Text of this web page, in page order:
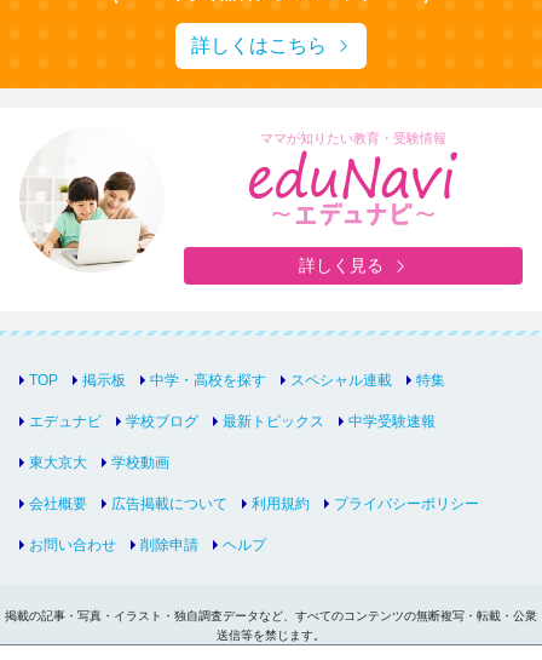
詳しくはこちら
ママが知りたい教育・受験情報
詳しく見る
TOP 掲示板 中学・高校を探す スペシャル連載 特集
エデュナビ 学校ブログ 最新トピックス 中学受験速報
東大京大 学校動画
会社概要 広告掲載について 利用規約 プライバシーポリシー
お問い合わせ 削除申請 ヘルプ
掲載の記事・写真・イラスト・独自調査データなど、すべてのコンテンツの無断複写・転載・公衆
送信等を禁じます。